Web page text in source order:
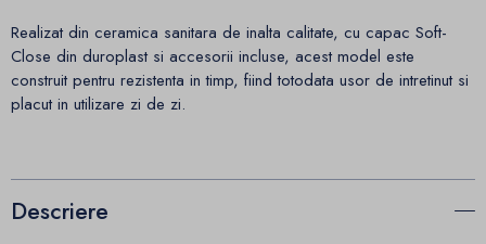
Realizat din ceramica sanitara de inalta calitate, cu capac Soft-
Close din duroplast si accesorii incluse, acest model este
construit pentru rezistenta in timp, fiind totodata usor de intretinut si
placut in utilizare zi de zi.
Descriere